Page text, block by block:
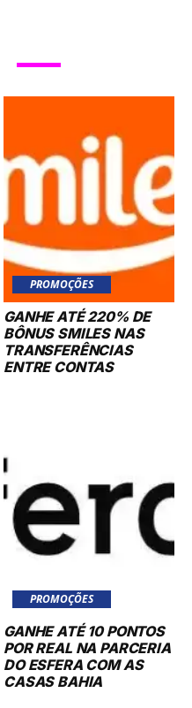
PROMOÇÕES
GANHE ATÉ 220% DE
BÔNUS SMILES NAS
TRANSFERÊNCIAS
ENTRE CONTAS
PROMOÇÕES
GANHE ATÉ 10 PONTOS
POR REAL NA PARCERIA
DO ESFERA COM AS
CASAS BAHIA